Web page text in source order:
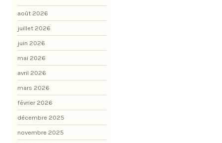
août 2026
juillet 2026
juin 2026
mai 2026
avril 2026
mars 2026
février 2026
décembre 2025
novembre 2025